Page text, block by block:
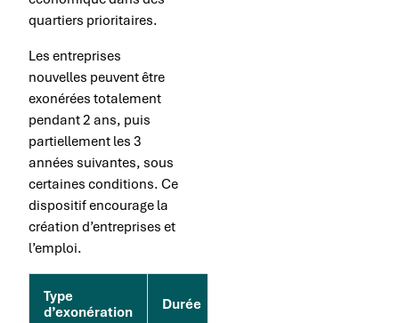
quartiers prioritaires.
Les entreprises
nouvelles peuvent être
exonérées totalement
pendant 2 ans, puis
partiellement les 3
années suivantes, sous
certaines conditions. Ce
dispositif encourage la
création d’entreprises et
l’emploi.
Type
d’exonération
Durée